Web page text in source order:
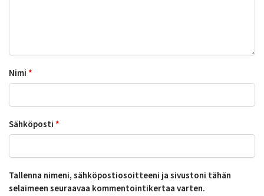
Nimi *
Sähköposti *
Tallenna nimeni, sähköpostiosoitteeni ja sivustoni tähän
selaimeen seuraavaa kommentointikertaa varten.